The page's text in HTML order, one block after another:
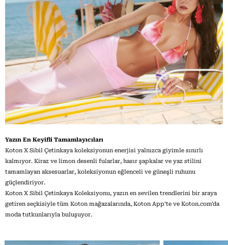
Yazın En Keyifli Tamamlayıcıları
Koton X Sibil Çetinkaya koleksiyonun enerjisi yalnızca giyimle sınırlı
kalmıyor. Kiraz ve limon desenli fularlar, hasır şapkalar ve yaz stilini
tamamlayan aksesuarlar, koleksiyonun eğlenceli ve güneşli ruhunu
güçlendiriyor.
Koton X Sibil Çetinkaya Koleksiyonu, yazın en sevilen trendlerini bir araya
getiren seçkisiyle tüm Koton mağazalarında, Koton App’te ve Koton.com'da
moda tutkunlarıyla buluşuyor.